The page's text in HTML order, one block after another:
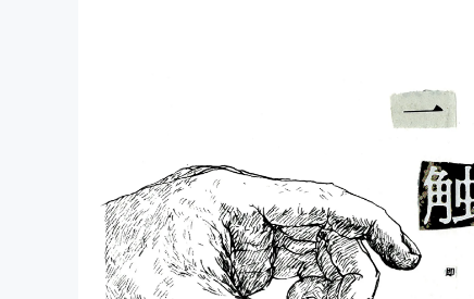
ビジネス・起業
まちづくり・地域活性化